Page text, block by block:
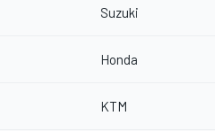
Suzuki
Honda
KTM